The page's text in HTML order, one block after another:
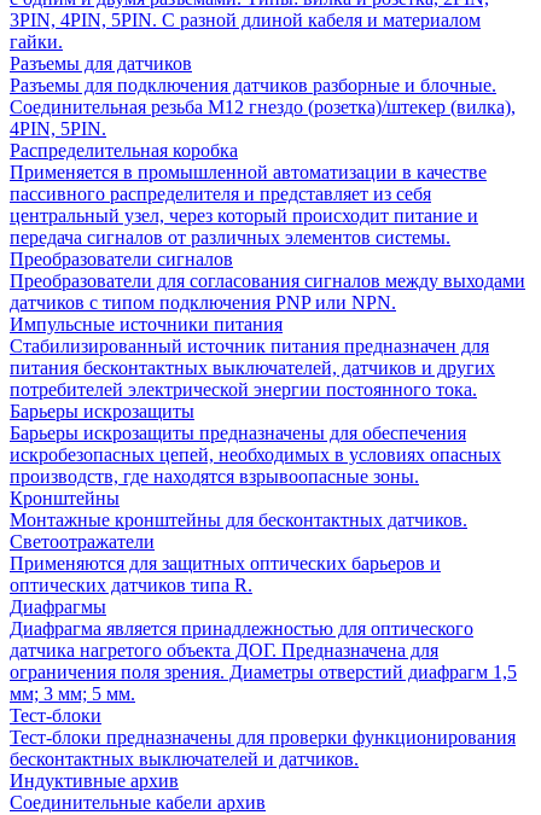
3PIN, 4PIN, 5PIN. С разной длиной кабеля и материалом
гайки.
Разъемы для датчиков
Разъемы для подключения датчиков разборные и блочные.
Соединительная резьба М12 гнездо (розетка)/штекер (вилка),
4PIN, 5PIN.
Распределительная коробка
Применяется в промышленной автоматизации в качестве
пассивного распределителя и представляет из себя
центральный узел, через который происходит питание и
передача сигналов от различных элементов системы.
Преобразователи сигналов
Преобразователи для согласования сигналов между выходами
датчиков с типом подключения PNP или NPN.
Импульсные источники питания
Стабилизированный источник питания предназначен для
питания бесконтактных выключателей, датчиков и других
потребителей электрической энергии постоянного тока.
Барьеры искрозащиты
Барьеры искрозащиты предназначены для обеспечения
искробезопасных цепей, необходимых в условиях опасных
производств, где находятся взрывоопасные зоны.
Кронштейны
Монтажные кронштейны для бесконтактных датчиков.
Светоотражатели
Применяются для защитных оптических барьеров и
оптических датчиков типа R.
Диафрагмы
Диафрагма является принадлежностью для оптического
датчика нагретого объекта ДОГ. Предназначена для
ограничения поля зрения. Диаметры отверстий диафрагм 1,5
мм; 3 мм; 5 мм.
Тест-блоки
Тест-блоки предназначены для проверки функционирования
бесконтактных выключателей и датчиков.
Индуктивные архив
Соединительные кабели архив